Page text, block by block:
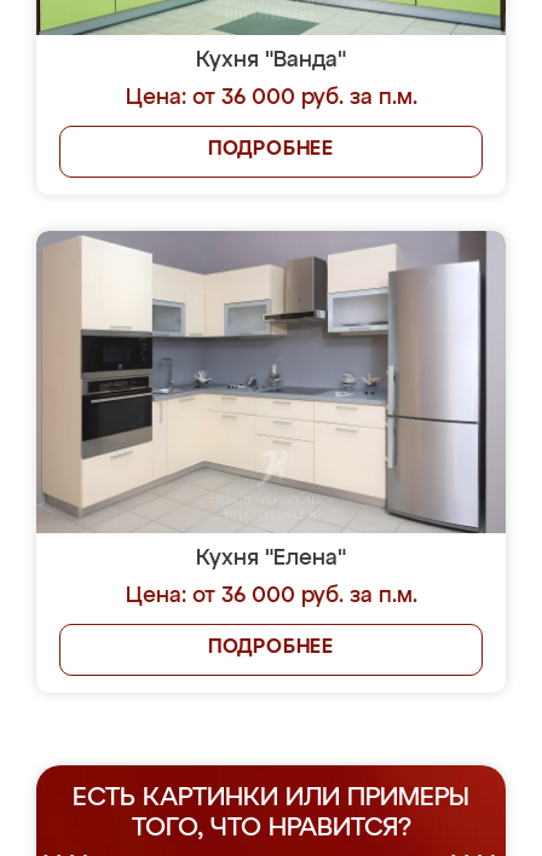
Кухня "Ванда"
Цена: от 36 000 руб. за п.м.
ПОДРОБНЕЕ
Кухня "Елена"
Цена: от 36 000 руб. за п.м.
ПОДРОБНЕЕ
ЕСТЬ КАРТИНКИ ИЛИ ПРИМЕРЫ
ТОГО, ЧТО НРАВИТСЯ?